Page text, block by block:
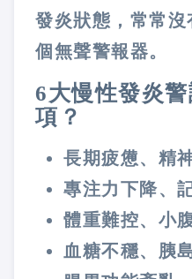
發炎狀態，常常
個無聲警報器。
6大慢性發炎
項？
長期疲憊、精
專注力下降、
體重難控、小
血糖不穩、胰